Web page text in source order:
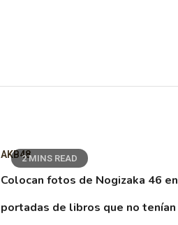
2 MINS READ
AKB48
Colocan fotos de Nogizaka 46 en
portadas de libros que no tenían